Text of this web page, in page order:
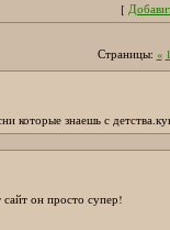
[
Страницы: « 1
которые знаешь с
он просто супер!